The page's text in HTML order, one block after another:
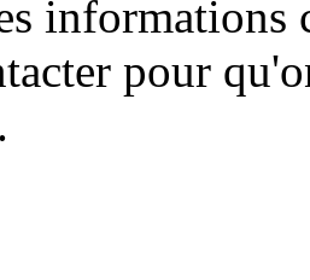
informations
pour